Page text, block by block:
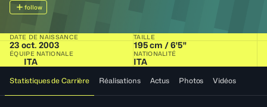
follow
DATE DE NAISSANCE
23 oct. 2003
TAILLE
195 cm / 6'5"
ÉQUIPE NATIONALE
ITA
NATIONALITÉ
ITA
Statistiques de Carrière Réalisations Actus Photos Vidéos